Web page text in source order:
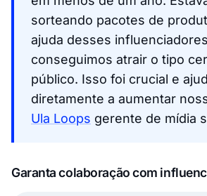
sorteando pacotes de
ajuda desses
conseguimos atrair o tipo
público. Isso foi crucial e
diretamente a aumentar
Ula Loops gerente de mídia
Garanta colaboração com